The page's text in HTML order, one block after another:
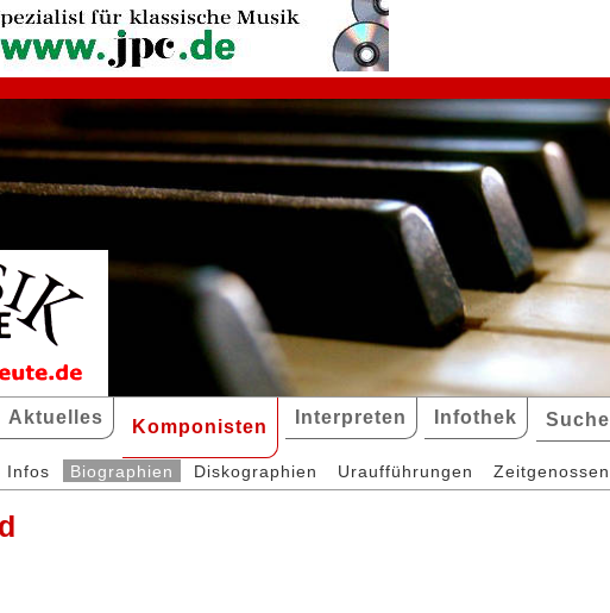
Aktuelles Komponisten Interpreten Infothek Suche
Infos Biographien Diskographien Uraufführungen Zeitgenossen